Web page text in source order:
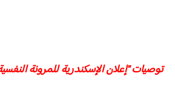
توصيات "إعلان الإسكندرية للمرونة